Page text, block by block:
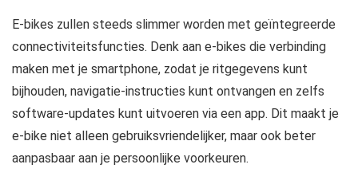
E-bikes zullen steeds slimmer worden met geïntegreerde
connectiviteitsfuncties. Denk aan e-bikes die verbinding
maken met je smartphone, zodat je ritgegevens kunt
bijhouden, navigatie-instructies kunt ontvangen en zelfs
software-updates kunt uitvoeren via een app. Dit maakt je
e-bike niet alleen gebruiksvriendelijker, maar ook beter
aanpasbaar aan je persoonlijke voorkeuren.